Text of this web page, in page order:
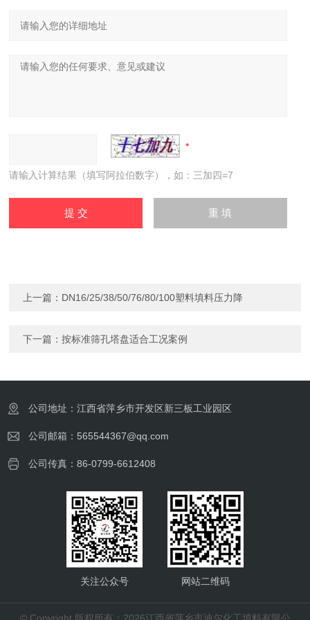
请输入计算结果（填写阿拉伯数字），如：三加四=7
上一篇： DN16/25/38/50/76/80/100塑料填料压力降
下一篇：按标准筛孔塔盘适合工况案例
公司地址：江西省萍乡市开发区新三板工业园区
公司邮箱：565544367@qq.com
公司传真：86-0799-6612408
关注公众号 网站二维码